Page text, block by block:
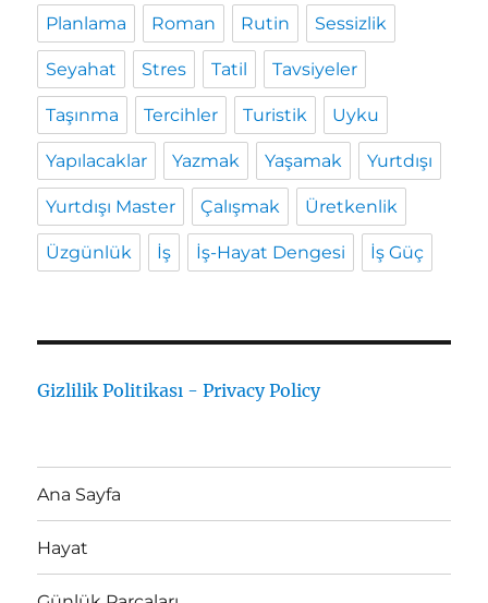
Planlama Roman Rutin Sessizlik
Seyahat Stres Tatil Tavsiyeler
Taşınma Tercihler Turistik Uyku
Yapılacaklar Yazmak Yaşamak Yurtdışı
Yurtdışı Master Çalışmak Üretkenlik
Üzgünlük İş İş-Hayat Dengesi İş Güç
Gizlilik Politikası - Privacy Policy
Ana Sayfa
Hayat